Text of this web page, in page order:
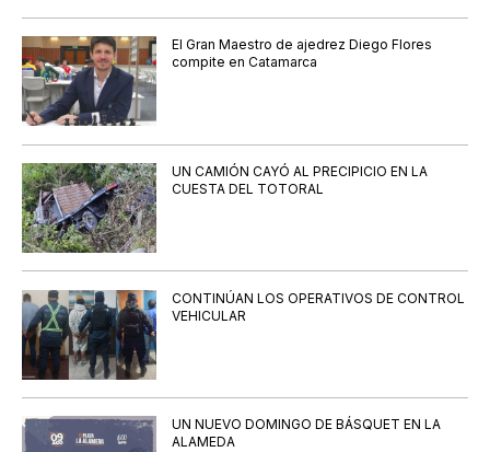
El Gran Maestro de ajedrez Diego Flores
compite en Catamarca
UN CAMIÓN CAYÓ AL PRECIPICIO EN LA
CUESTA DEL TOTORAL
CONTINÚAN LOS OPERATIVOS DE CONTROL
VEHICULAR
UN NUEVO DOMINGO DE BÁSQUET EN LA
ALAMEDA